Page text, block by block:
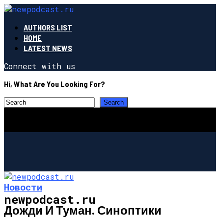
AUTHORS LIST
HOME
LATEST NEWS
Connect with us
Hi, What Are You Looking For?
newpodcast.ru
Новости
Дожди И Туман. Синоптики